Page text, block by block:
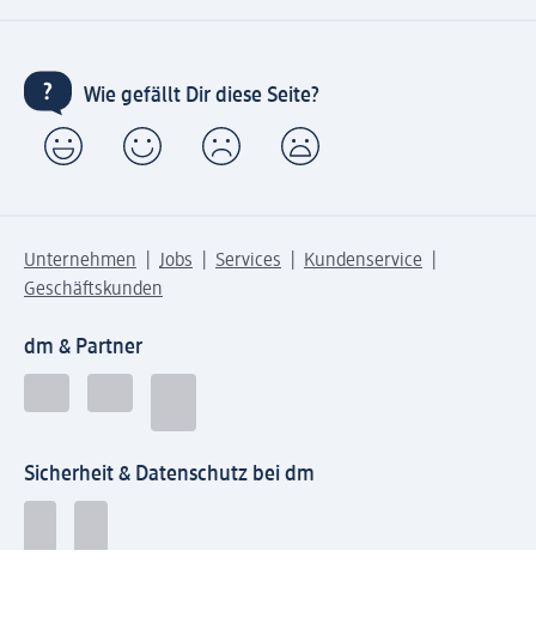
Wie gefällt Dir diese Seite?
Unternehmen Jobs Services
Kundenservice
Geschäftskunden
dm & Partner
Sicherheit & Datenschutz bei dm